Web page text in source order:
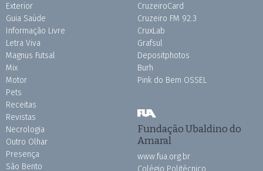
Exterior
Guia Saúde
Informação Livre
Letra Viva
Magnus Futsal
Mix
Motor
Pets
Receitas
Revistas
Necrologia
Outro Olhar
Presença
São Bento
CruzeiroCard
Cruzeiro FM 92.3
CruxLab
Grafsul
Depositphotos
Burh
Pink do Bem OSSEL
Fundação Ubaldino do
Amaral
www.fua.org.br
Colégio Politécnico